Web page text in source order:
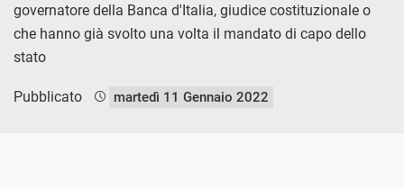
governatore della Banca d'Italia, giudice costituzionale o
che hanno già svolto una volta il mandato di capo dello
stato
Pubblicato martedì 11 Gennaio 2022